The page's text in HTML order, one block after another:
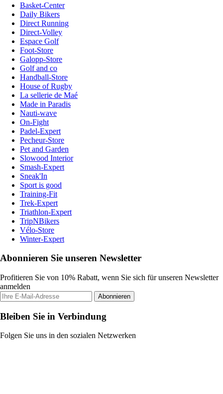
Basket-Center
Daily Bikers
Direct Running
Direct-Volley
Espace Golf
Foot-Store
Galopp-Store
Golf and co
Handball-Store
House of Rugby
La sellerie de Maé
Made in Paradis
Nauti-wave
On-Fight
Padel-Expert
Pecheur-Store
Pet and Garden
Slowood Interior
Smash-Expert
Sneak'In
Sport is good
Training-Fit
Trek-Expert
Triathlon-Expert
TripNBikers
Vélo-Store
Winter-Expert
Abonnieren Sie unseren Newsletter
Profitieren Sie von 10% Rabatt, wenn Sie sich für unseren Newsletter
anmelden
Abonnieren
Bleiben Sie in Verbindung
Folgen Sie uns in den sozialen Netzwerken